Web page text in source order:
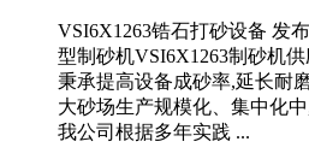
VSI6X1263锆石打砂设备 发
型制砂机VSI6X1263制砂机
秉承提高设备成砂率,延长耐
大砂场生产规模化、集中化
我公司根据多年实践 ...